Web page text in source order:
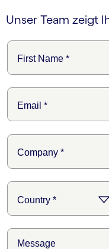
Unser Team zeigt